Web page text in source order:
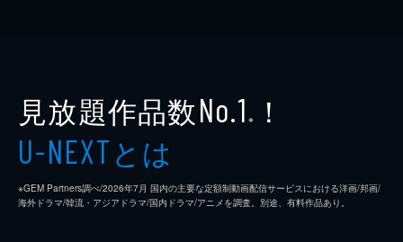
見放題作品数No.1 ※ ！
U-NEXTとは
※GEM Partners調べ/2026年7⽉ 国内の主要な定額制動画配信サービスにおける洋画/邦画/
海外ドラマ/韓流・アジアドラマ/国内ドラマ/アニメを調査。別途、有料作品あり。